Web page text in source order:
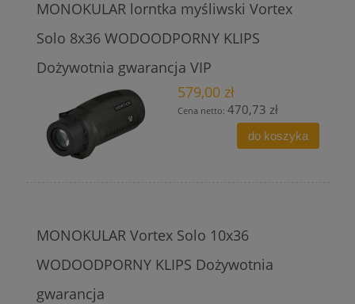
MONOKULAR lorntka myśliwski Vortex
Solo 8x36 WODOODPORNY KLIPS
Dożywotnia gwarancja VIP
579,00 zł
Cena netto: 470,73 zł
do koszyka
MONOKULAR Vortex Solo 10x36
WODOODPORNY KLIPS Dożywotnia
gwarancja